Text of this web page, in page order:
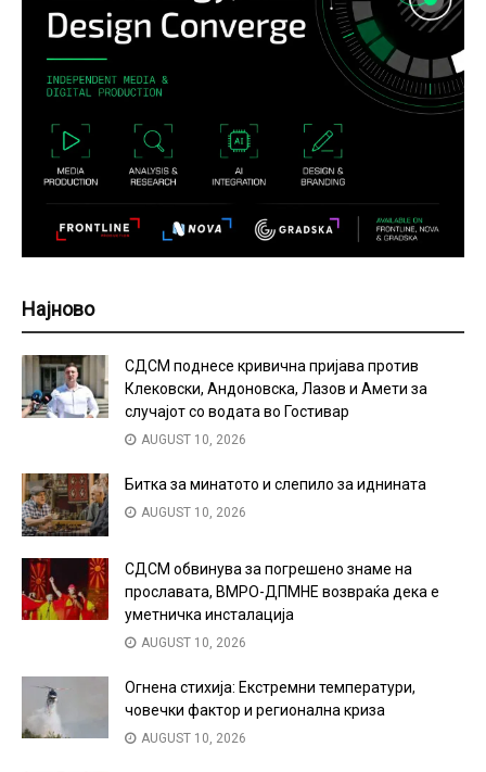
Најново
СДСМ поднесе кривична пријава против
Клековски, Андоновска, Лазов и Амети за
случајот со водата во Гостивар
AUGUST 10, 2026
Битка за минатото и слепило за иднината
AUGUST 10, 2026
СДСМ обвинува за погрешено знаме на
прославата, ВМРО-ДПМНЕ возвраќа дека е
уметничка инсталација
AUGUST 10, 2026
Огнена стихија: Екстремни температури,
човечки фактор и регионална криза
AUGUST 10, 2026